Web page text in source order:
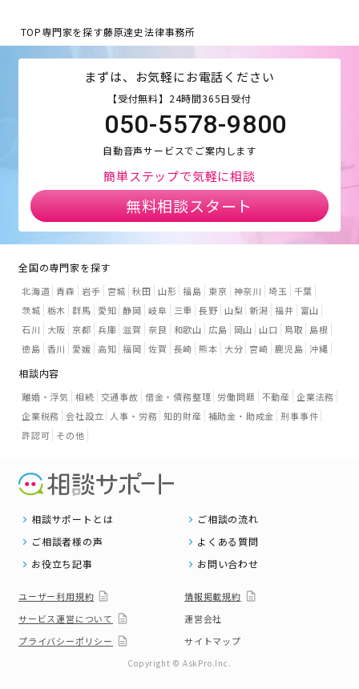
TOP専門家を探す藤原達史法律事務所
まずは、お気軽にお電話ください
【受付無料】24時間365日受付
050-5578-9800
自動音声サービスでご案内します
簡単ステップで気軽に相談
無料相談スタート
全国の専門家を探す
北海道 青森 岩手 宮城 秋田 山形 福島 東京 神奈川 埼玉
千葉
茨城 栃木 群馬 愛知 静岡 岐阜 三重 長野 山梨 新潟 福井
富山
石川
大阪 京都 兵庫 滋賀 奈良 和歌山 広島 岡山 山口 鳥取
島根
徳島 香川 愛媛 高知 福岡 佐賀 長崎 熊本 大分 宮崎 鹿児島 沖縄
相談内容
離婚・浮気 相続 交通事故 借金・債務整理 労働問題 不動産 企業法務
企業税務 会社設立 人事・労務 知的財産 補助金・助成金 刑事事件
許認可 その他
相談サポートとは
ご相談の流れ
ご相談者様の声
よくある質問
お役立ち記事
お問い合わせ
ユーザー利用規約
情報掲載規約
サービス運営について
運営会社
プライバシーポリシー
サイトマップ
Copyright © AskPro.Inc.